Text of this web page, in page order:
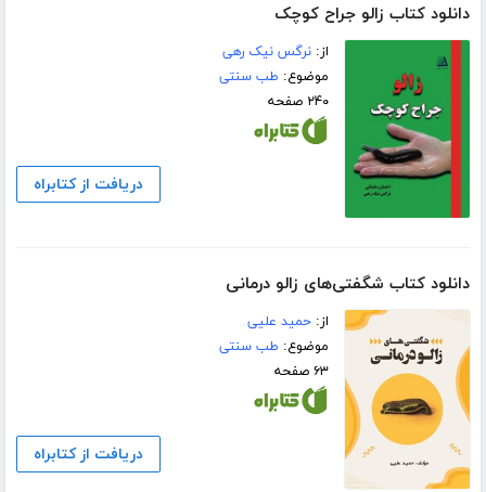
دانلود کتاب زالو جراح کوچک
از:نرگس نیک رهی
موضوع: طب سنتی
۲۴۰ صفحه
دریافت از کتابراه
دانلود کتاب شگفتی‌های زالو درمانی
از:حمید علیی
موضوع: طب سنتی
۶۳ صفحه
دریافت از کتابراه